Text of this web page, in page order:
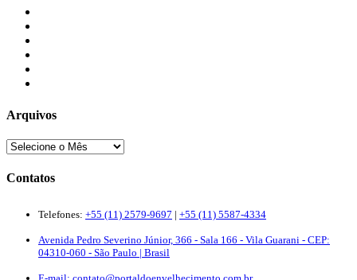
Arquivos
Contatos
Telefones: +55 (11) 2579-9697 | +55 (11) 5587-4334
Avenida Pedro Severino Júnior, 366 - Sala 166 - Vila Guarani - CEP:
04310-060 - São Paulo | Brasil